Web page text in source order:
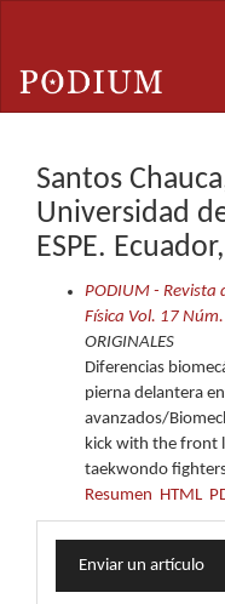
principal
Barra
Santos
Universidad
ESPE.
PODIUM - Revista
Física Vol. 17
ORIGINALES
Diferencias
pierna delantera
avanzados/
kick with the front
taekwondo
Resumen HTML
Enviar
unEnviar un artículo